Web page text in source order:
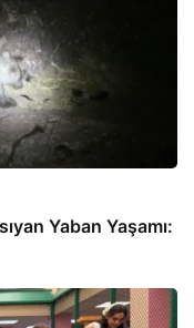
Yaban Yaşamı: